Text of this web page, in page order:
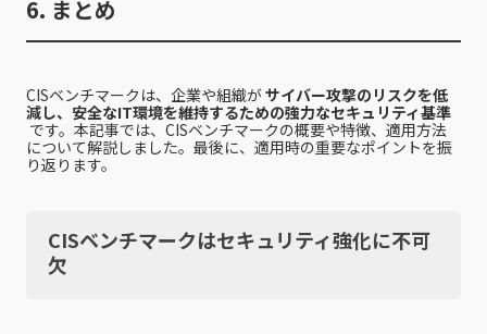
6. まとめ
CISベンチマークは、企業や組織がサイバー攻撃のリスクを低
減し、安全なIT環境を維持するための強力なセキュリティ基準
です。本記事では、CISベンチマークの概要や特徴、適用方法
について解説しました。最後に、適用時の重要なポイントを振
り返ります。
CISベンチマークはセキュリティ強化に不可
欠